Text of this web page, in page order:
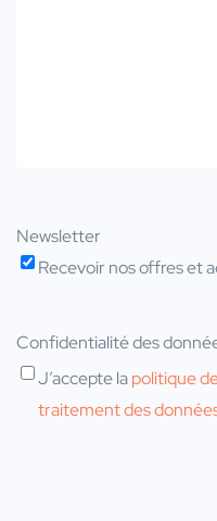
Newsletter
Recevoir nos offres et
Confidentialité des
J’accepte lapolitique
traitement des